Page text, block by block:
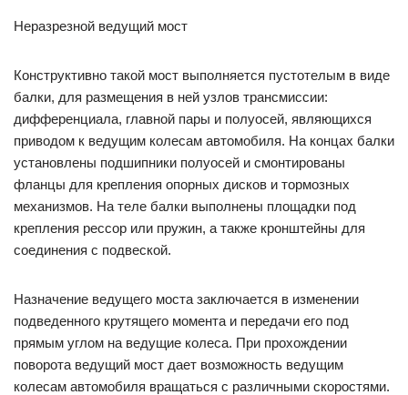
Неразрезной ведущий мост
Конструктивно такой мост выполняется пустотелым в виде
балки, для размещения в ней узлов трансмиссии:
дифференциала, главной пары и полуосей, являющихся
приводом к ведущим колесам автомобиля. На концах балки
установлены подшипники полуосей и смонтированы
фланцы для крепления опорных дисков и тормозных
механизмов. На теле балки выполнены площадки под
крепления рессор или пружин, а также кронштейны для
соединения с подвеской.
Назначение ведущего моста заключается в изменении
подведенного крутящего момента и передачи его под
прямым углом на ведущие колеса. При прохождении
поворота ведущий мост дает возможность ведущим
колесам автомобиля вращаться с различными скоростями.